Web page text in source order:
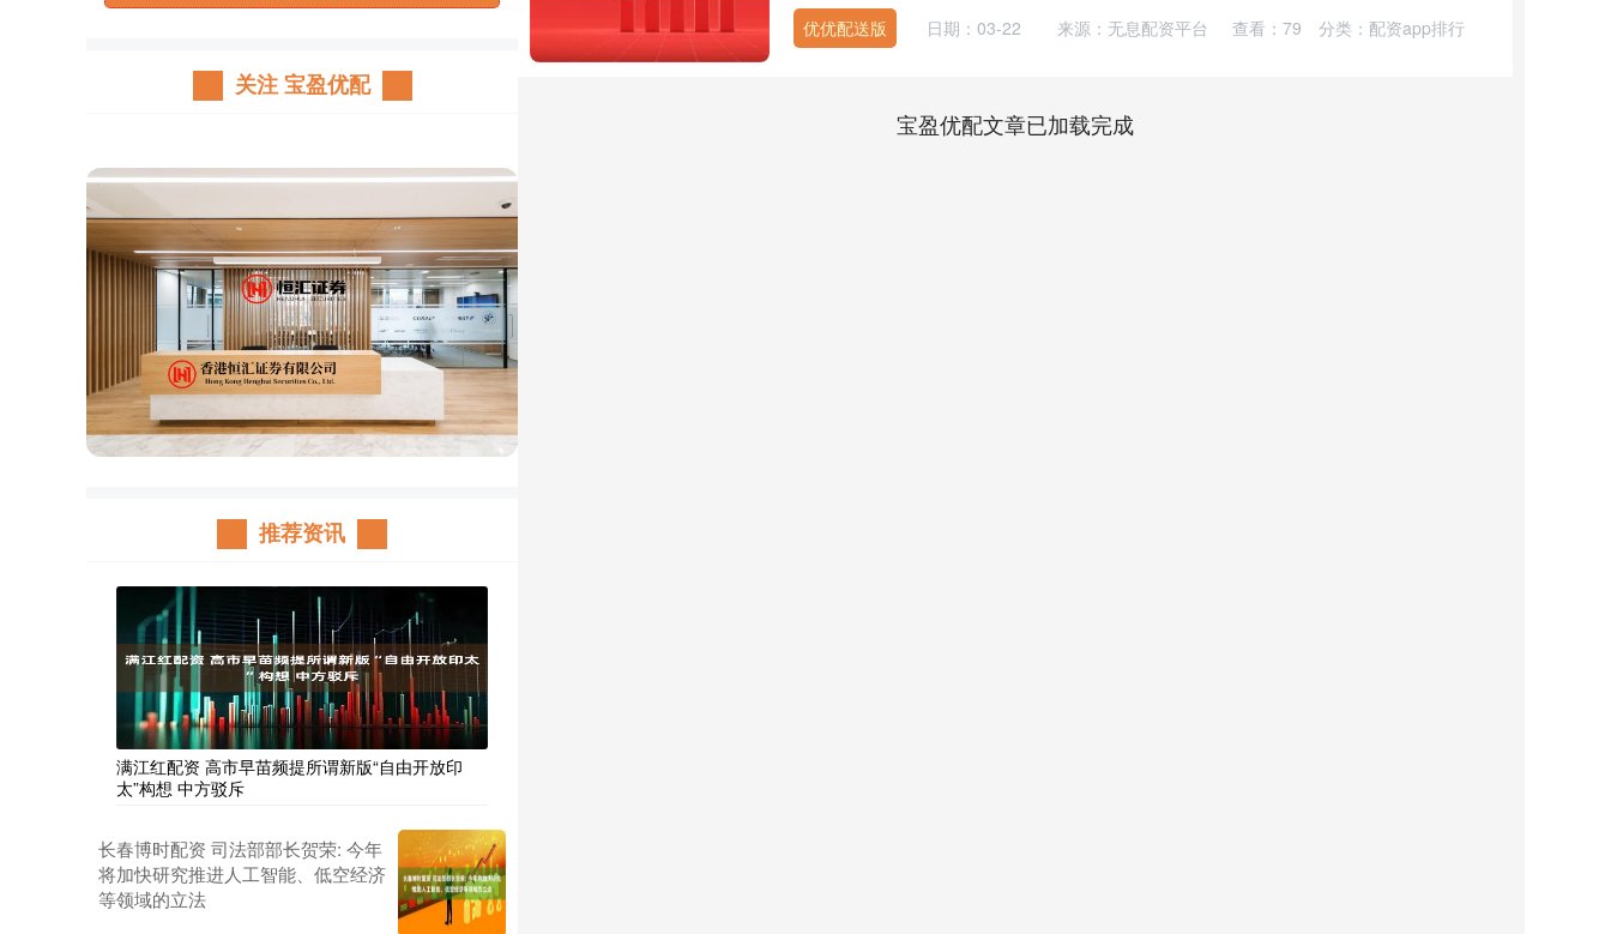
优优配送版 日期：03-22 来源：无息配资平台 查看： 79 分类： 配资app排行
宝盈优配文章已加载完成
关注 宝盈优配
推荐资讯
满江红配资 高市早苗频提所谓新版“自由开放印
太”构想 中方驳斥
长春博时配资 司法部部长贺荣: 今年
将加快研究推进人工智能、低空经济
等领域的立法